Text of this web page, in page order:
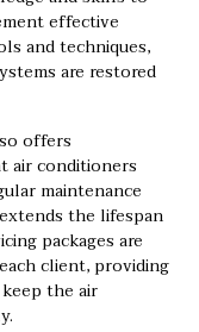
effective
and techniques,
are restored
offers
air conditioners
maintenance
the lifespan
packages are
client, providing
the air